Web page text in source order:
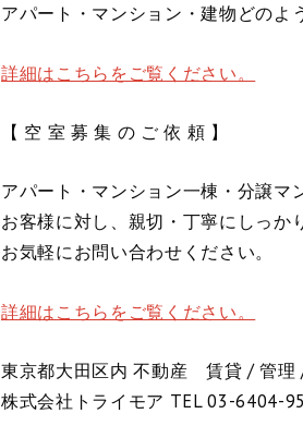
アパート・マンション・建物どのよ
詳細はこちらをご覧ください。
【 空 室 募 集 の ご 依 頼 】
アパート・マンション一棟・分譲マ
お客様に対し、親切・丁寧にしっか
お気軽にお問い合わせください。
詳細はこちらをご覧ください。
東京都大田区内 不動産 賃貸 / 管理
株式会社トライモア TEL 03-6404-